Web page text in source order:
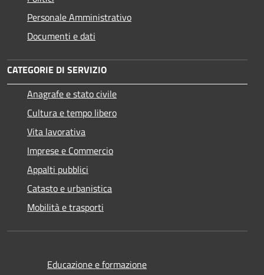
Personale Amministrativo
Documenti e dati
CATEGORIE DI SERVIZIO
Anagrafe e stato civile
Cultura e tempo libero
Vita lavorativa
Imprese e Commercio
Appalti pubblici
Catasto e urbanistica
Mobilità e trasporti
Educazione e formazione